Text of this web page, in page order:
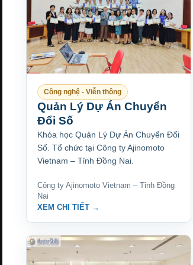
Công nghệ - Viễn thông
Quản Lý Dự Án Chuyển
Đổi Số
Khóa học Quản Lý Dự Án Chuyển Đổi
Số. Tổ chức tại Công ty Ajinomoto
Vietnam – Tỉnh Đồng Nai.
Công ty Ajinomoto Vietnam – Tỉnh Đồng
Nai
XEM CHI TIẾT →